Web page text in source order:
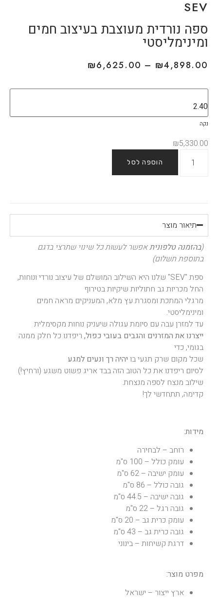
SEV
ספה נורדית מעוצבת בעיצוב חמים
ומינימליסטי
₪4,898.00
–
₪6,625.00
נקה
₪5,330.00
הוספה לסל
תיאור מוצר
(בהזמנה טלפוניתאפשר לעשות כל שינוי שתרצי בדגם
בתוספת תשלום)
ספת "SEV" שלנו היא השילוב המושלם של עיצוב נורדי ונוחות,
החל מכריות גב חתוליות שיקיות בטירוף
מרגלי המתכת ומסגרת עץ מלא, המעניקים מראה חמים
ומינימליסטי.
עד למזרן עבה עם סיומת עגולה שיעניק נוחות מקסימלית
ייצרנו את המזרנים והגבים בעובי כפול, ריפדנו כל חלק ממנה
בגומי, כדי
שכל מקום שרק תגעי בו יהיה רך ונעים למגע
לסיום ריפדנו את כל הטוב הזה בבד אריג פשוט משגע (ורחיץ!)
שילוב מנצח לספה מנצחת.
קדימה, תתחדשי לך!
מידות:
רוחב – לבחירה
עומק כולל – 100 ס"מ
עומק ישיבה – 62 ס"מ
גובה כולל – 86 ס"מ
גובה ישיבה – 44.5 ס"מ
גובה רגל – 22 ס"מ
עומק כרית גב – 20 ס"מ
גובה כרית גב – 43 ס"מ
דרגת קשיחות – בינוני
מפרט מוצר:
ארץ ייצור – ישראל